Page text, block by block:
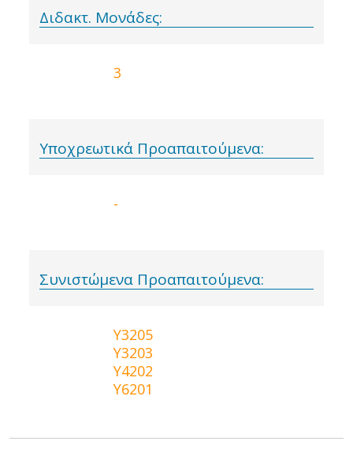
Διδακτ. Μονάδες:
3
Υποχρεωτικά Προαπαιτούμενα:
-
Συνιστώμενα Προαπαιτούμενα:
Y3205
Y3203
Y4202
Y6201